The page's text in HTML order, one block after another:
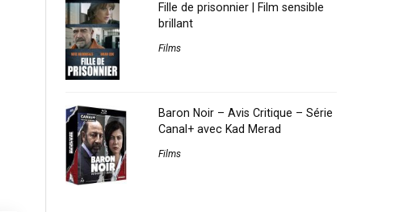
Fille de prisonnier | Film sensible
brillant
Films
Baron Noir – Avis Critique – Série
Canal+ avec Kad Merad
Films